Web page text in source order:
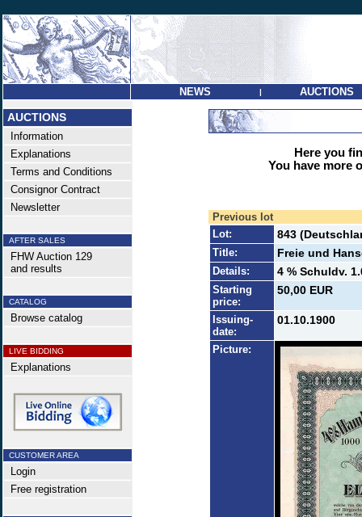
NEWS | AUCTIONS
AUCTIONS
Information
Explanations
Terms and Conditions
Consignor Contract
Newsletter
AFTER SALES
FHW Auction 129
and results
CATALOG
Browse catalog
LIVE BIDDING
Explanations
CUSTOMER AREA
Login
Free registration
Here you
You have more
Previous lot
Lot:
843
Title: Freie und
Details: 4 % Schuldv.
Starting
price:
50,00 EUR
Issuing-
date:
01.10.1900
Picture: